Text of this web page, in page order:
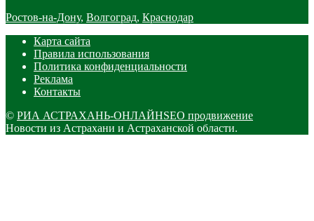
Ростов-на-Дону, Волгоград, Краснодар
Карта сайта
Правила использования
Политика конфиденциальности
Реклама
Контакты
© РИА АСТРАХАНЬ-ОНЛАЙНSEO продвижение
Новости из Астрахани и Астраханской области.